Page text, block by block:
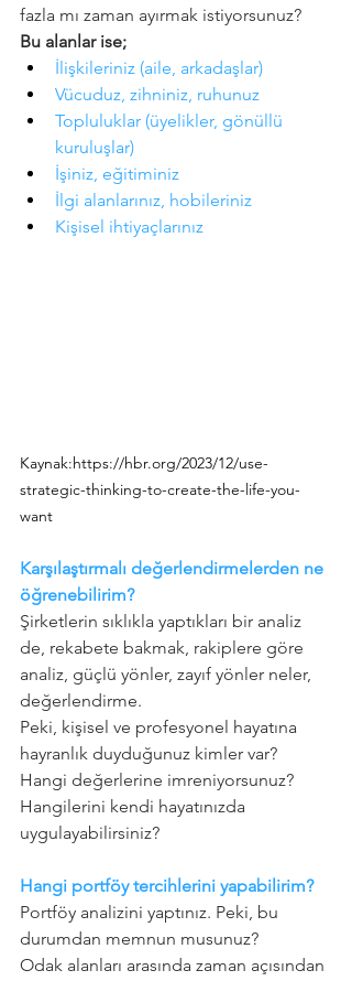
fazla mı zaman ayırmak istiyorsunuz?
Bu alanlar ise;
İlişkileriniz (aile, arkadaşlar)
Vücuduz, zihniniz, ruhunuz
Topluluklar (üyelikler, gönüllü
kuruluşlar)
İşiniz, eğitiminiz
İlgi alanlarınız, hobileriniz
Kişisel ihtiyaçlarınız
Kaynak:https://hbr.org/2023/12/use-
strategic-thinking-to-create-the-life-you-
want
Karşılaştırmalı değerlendirmelerden ne
öğrenebilirim?
Şirketlerin sıklıkla yaptıkları bir analiz
de, rekabete bakmak, rakiplere göre
analiz, güçlü yönler, zayıf yönler neler,
değerlendirme.
Peki, kişisel ve profesyonel hayatına
hayranlık duyduğunuz kimler var?
Hangi değerlerine imreniyorsunuz?
Hangilerini kendi hayatınızda
uygulayabilirsiniz?
Hangi portföy tercihlerini yapabilirim?
Portföy analizini yaptınız. Peki, bu
durumdan memnun musunuz?
Odak alanları arasında zaman açısından